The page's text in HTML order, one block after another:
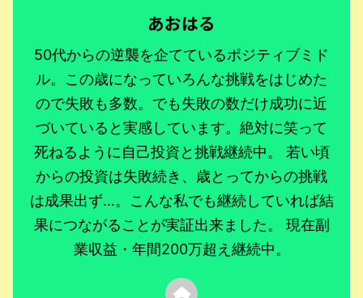
あおはる
50代からの逆襲を企てているポジティブミド
ル。この歳になっていろんな挑戦をはじめた
ので失敗も多数。でも失敗の数だけ成功に近
づいていると実感しています。絶対に笑って
死ねるように自己投資と挑戦継続中。 若い頃
からの投資は失敗続き、歳とってからの挑戦
は成果出ず…。こんな私でも継続していれば結
果につながることが実証出来ました。 現在副
業収益・年間200万超え継続中。